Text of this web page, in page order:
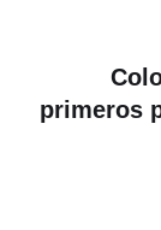
primeros